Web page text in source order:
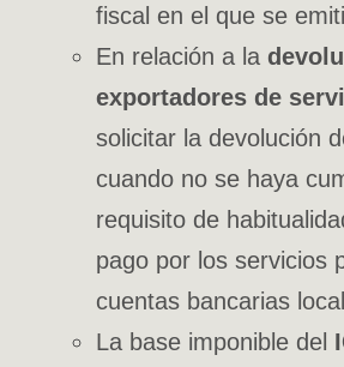
fiscal en el que se
En relación a la
exportadores de
solicitar la devolución
cuando no se haya
requisito de
pago por los servicios
cuentas bancarias
La base imponible del